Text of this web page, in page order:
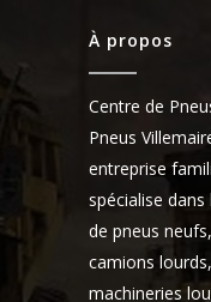
À propos
Centre de
Pneus
entreprise
spécialise
de pneus
camions
machineries